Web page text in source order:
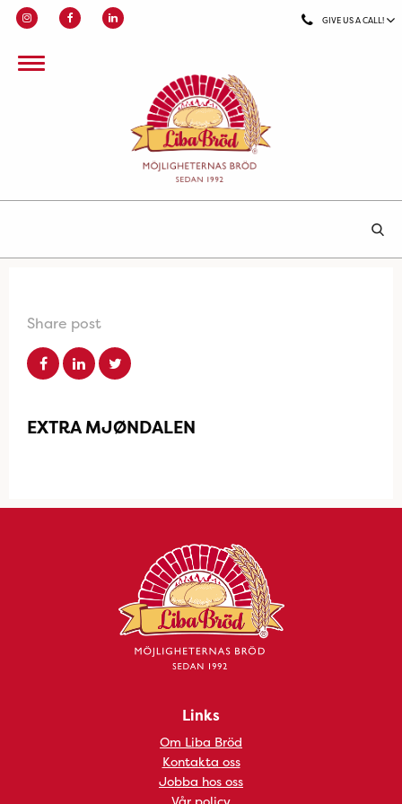
GIVE US A CALL!
Share post
EXTRA MJØNDALEN
Links
Om Liba Bröd
Kontakta oss
Jobba hos oss